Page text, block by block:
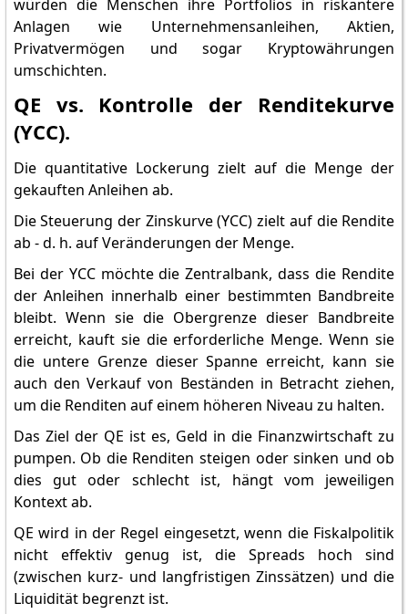
würden die Menschen ihre Portfolios in riskantere
Anlagen wie Unternehmensanleihen, Aktien,
Privatvermögen und sogar Kryptowährungen
umschichten.
QE vs. Kontrolle der Renditekurve
(YCC).
Die quantitative Lockerung zielt auf die Menge der
gekauften Anleihen ab.
Die Steuerung der Zinskurve (YCC) zielt auf die Rendite
ab - d. h. auf Veränderungen der Menge.
Bei der YCC möchte die Zentralbank, dass die Rendite
der Anleihen innerhalb einer bestimmten Bandbreite
bleibt. Wenn sie die Obergrenze dieser Bandbreite
erreicht, kauft sie die erforderliche Menge. Wenn sie
die untere Grenze dieser Spanne erreicht, kann sie
auch den Verkauf von Beständen in Betracht ziehen,
um die Renditen auf einem höheren Niveau zu halten.
Das Ziel der QE ist es, Geld in die Finanzwirtschaft zu
pumpen. Ob die Renditen steigen oder sinken und ob
dies gut oder schlecht ist, hängt vom jeweiligen
Kontext ab.
QE wird in der Regel eingesetzt, wenn die Fiskalpolitik
nicht effektiv genug ist, die Spreads hoch sind
(zwischen kurz- und langfristigen Zinssätzen) und die
Liquidität begrenzt ist.